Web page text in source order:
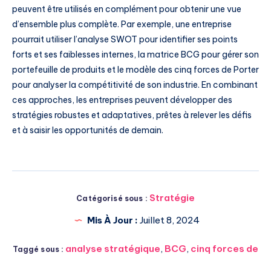
peuvent être utilisés en complément pour obtenir une vue
d’ensemble plus complète. Par exemple, une entreprise
pourrait utiliser l’analyse SWOT pour identifier ses points
forts et ses faiblesses internes, la matrice BCG pour gérer son
portefeuille de produits et le modèle des cinq forces de Porter
pour analyser la compétitivité de son industrie. En combinant
ces approches, les entreprises peuvent développer des
stratégies robustes et adaptatives, prêtes à relever les défis
et à saisir les opportunités de demain.
Catégorisé sous : Stratégie
Mis À Jour : Juillet 8, 2024
Taggé sous : analyse stratégique, BCG, cinq forces de